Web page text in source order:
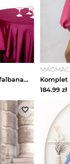
Wiskozowa bluzka z falbanami ORNELLA - czekoladowa magmac
MAGMAC
184.99 zł